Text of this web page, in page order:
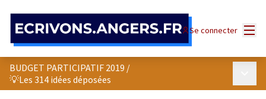
Se connecter
BUDGET PARTICIPATIF 2019 /
💡Les 314 idées déposées